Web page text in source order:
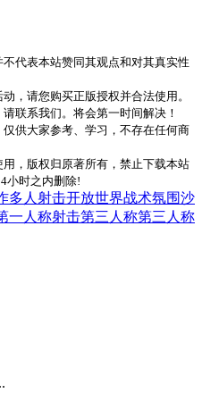
代表本站赞同其观点和对其真实性
，请您购买正版授权并合法使用。
联系我们。将会第一时间解决！
供大家参考、学习，不存在任何商
，版权归原著所有，禁止下载本站
小时之内删除!
多人 射击开放世界战术氛围沙
一人称射击第三人称第三人称